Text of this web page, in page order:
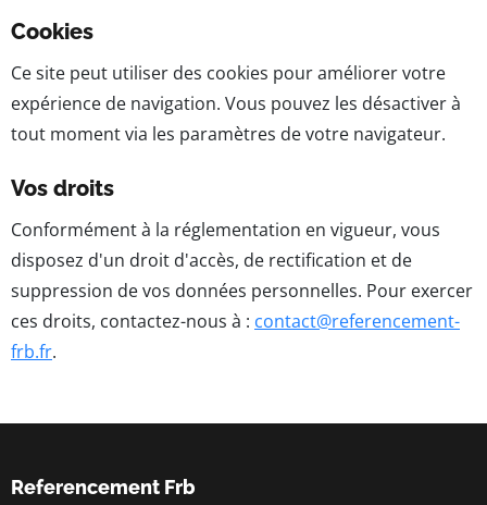
Cookies
Ce site peut utiliser des cookies pour améliorer votre
expérience de navigation. Vous pouvez les désactiver à
tout moment via les paramètres de votre navigateur.
Vos droits
Conformément à la réglementation en vigueur, vous
disposez d'un droit d'accès, de rectification et de
suppression de vos données personnelles. Pour exercer
ces droits, contactez-nous à : contact@referencement-
frb.fr.
Referencement Frb